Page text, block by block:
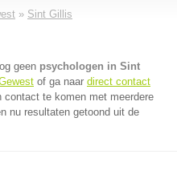
» Sint Gillis
geen psychologen in Sint
of ga naar direct contact
contact te komen met meerdere
nu resultaten getoond uit de